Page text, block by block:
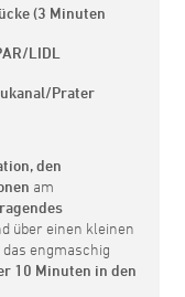
(3 Minuten
LIDL
Prater
den
am
über einen kleinen
engmaschig
10 Minuten in den